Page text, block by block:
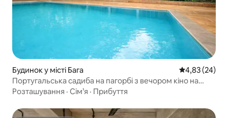
Будинок у місті Бага Середня
4,83 (24)
Португальська садиба на пагорбі з вечором кіно на
відкритому повітрі
Розташування · Сім’я · Прибуття